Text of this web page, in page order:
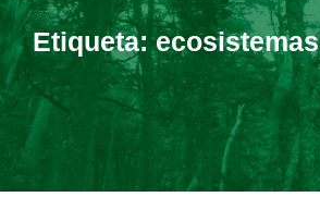
Etiqueta:ecosistemas